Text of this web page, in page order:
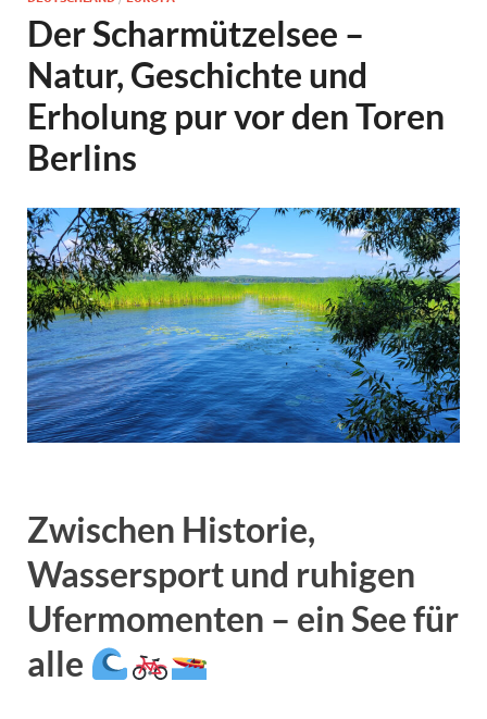
Der Scharmützelsee –
Natur, Geschichte und
Erholung pur vor den Toren
Berlins
Zwischen Historie,
Wassersport und ruhigen
Ufermomenten – ein See für
alle